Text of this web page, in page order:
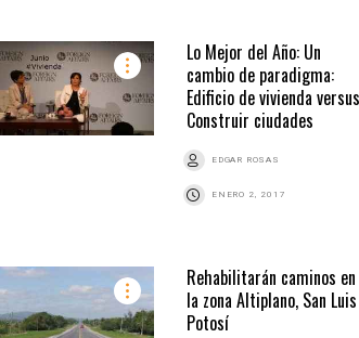
Lo Mejor del Año: Un
cambio de paradigma:
Edificio de vivienda versus
Construir ciudades
EDGAR ROSAS
ENERO 2, 2017
Rehabilitarán caminos en
la zona Altiplano, San Luis
Potosí